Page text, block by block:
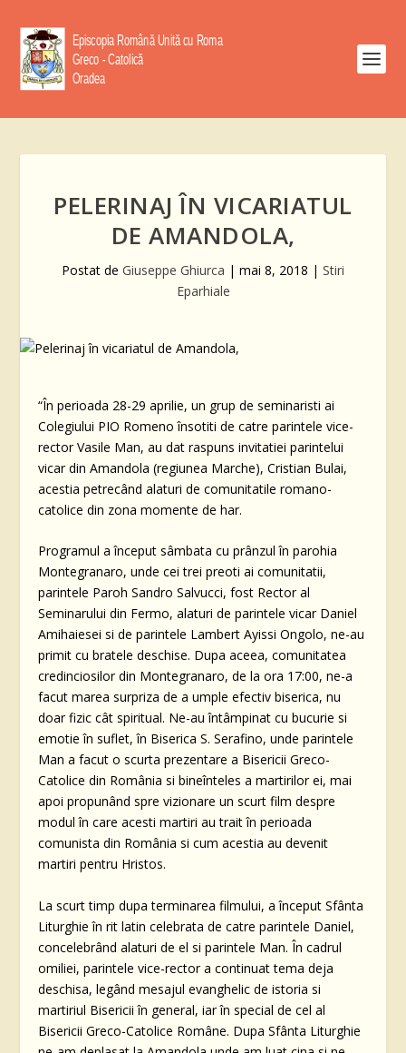
PELERINAJ ÎN VICARIATUL
DE AMANDOLA,
Postat de Giuseppe Ghiurca | mai 8, 2018 | Stiri
Eparhiale
“În perioada 28-29 aprilie, un grup de seminaristi ai
Colegiului PIO Romeno însotiti de catre parintele vice-
rector Vasile Man, au dat raspuns invitatiei parintelui
vicar din Amandola (regiunea Marche), Cristian Bulai,
acestia petrecând alaturi de comunitatile romano-
catolice din zona momente de har.
Programul a început sâmbata cu prânzul în parohia
Montegranaro, unde cei trei preoti ai comunitatii,
parintele Paroh Sandro Salvucci, fost Rector al
Seminarului din Fermo, alaturi de parintele vicar Daniel
Amihaiesei si de parintele Lambert Ayissi Ongolo, ne-au
primit cu bratele deschise. Dupa aceea, comunitatea
credinciosilor din Montegranaro, de la ora 17:00, ne-a
facut marea surpriza de a umple efectiv biserica, nu
doar fizic cât spiritual. Ne-au întâmpinat cu bucurie si
emotie în suflet, în Biserica S. Serafino, unde parintele
Man a facut o scurta prezentare a Bisericii Greco-
Catolice din România si bineînteles a martirilor ei, mai
apoi propunând spre vizionare un scurt film despre
modul în care acesti martiri au trait în perioada
comunista din România si cum acestia au devenit
martiri pentru Hristos.
La scurt timp dupa terminarea filmului, a început Sfânta
Liturghie în rit latin celebrata de catre parintele Daniel,
concelebrând alaturi de el si parintele Man. În cadrul
omiliei, parintele vice-rector a continuat tema deja
deschisa, legând mesajul evanghelic de istoria si
martiriul Bisericii în general, iar în special de cel al
Bisericii Greco-Catolice Române. Dupa Sfânta Liturghie